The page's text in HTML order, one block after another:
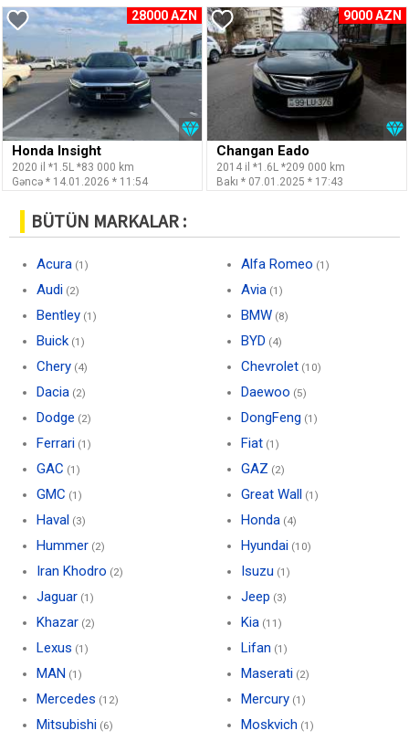
28000 AZN
Honda Insight
2020 il *1.5L *83 000 km
Gəncə * 14.01.2026 * 11:54
9000 AZN
Changan Eado
2014 il *1.6L *209 000 km
Bakı * 07.01.2025 * 17:43
BÜTÜN MARKALAR :
Acura (1)
Audi (2)
Bentley (1)
Buick (1)
Chery (4)
Dacia (2)
Dodge (2)
Ferrari (1)
GAC (1)
GMC (1)
Haval (3)
Hummer (2)
Iran Khodro (2)
Jaguar (1)
Khazar (2)
Lexus (1)
MAN (1)
Mercedes (12)
Mitsubishi (6)
Alfa Romeo (1)
Avia (1)
BMW (8)
BYD (4)
Chevrolet (10)
Daewoo (5)
DongFeng (1)
Fiat (1)
GAZ (2)
Great Wall (1)
Honda (4)
Hyundai (10)
Isuzu (1)
Jeep (3)
Kia (11)
Lifan (1)
Maserati (2)
Mercury (1)
Moskvich (1)